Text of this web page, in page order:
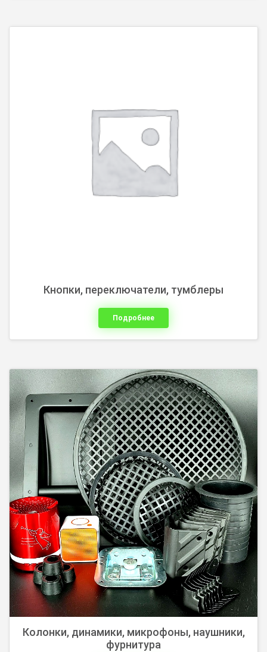
Кнопки, переключатели, тумблеры
Подробнее
Колонки, динамики, микрофоны, наушники,
фурнитура